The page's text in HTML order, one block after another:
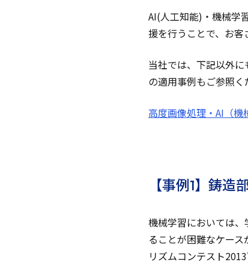
AI(人工知能)・機械学
援を行うことで、お客
当社では、下記以外
の適用事例もご参照く
高度画像処理・AI（
【事例1】鋳造
機械学習においては
ることが困難なケー
リズムコンテスト2013